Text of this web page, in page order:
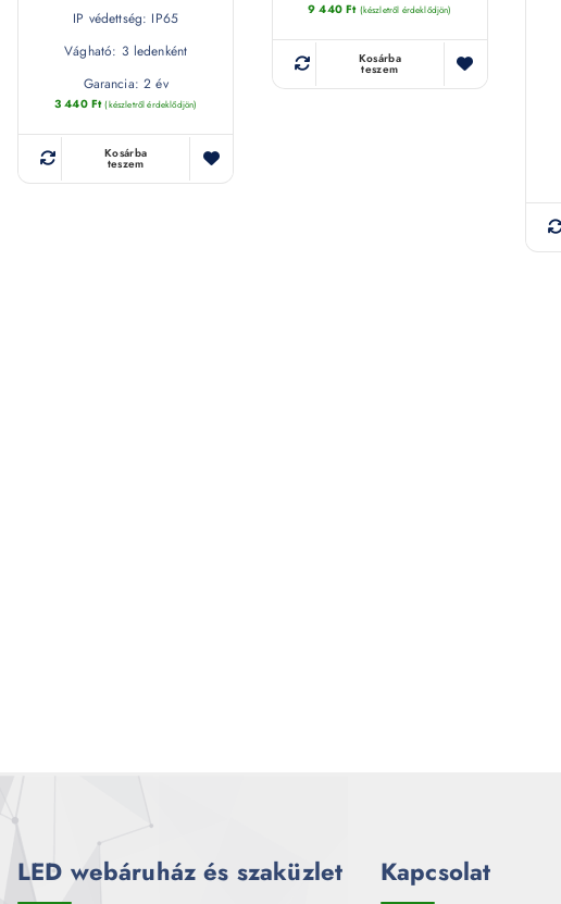
IP védettség: IP65
Vágható: 3 ledenként
Garancia: 2 év
3 440 Ft (készletről érdeklődjön)
Kosárba
teszem
9 440Ft (készletről érdeklődjön)
Kosárba
teszem
LED webáruház és szaküzlet Kapcsolat